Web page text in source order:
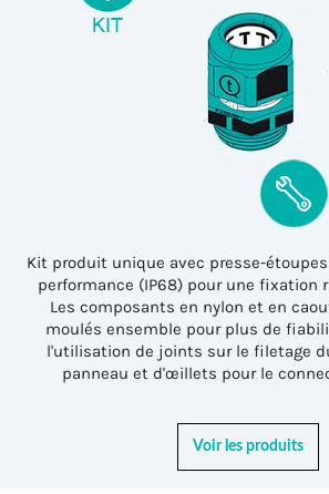
Kit produit unique avec presse-
performance (IP68) pour une fixation
Les composants en nylon et en
moulés ensemble pour plus de
l'utilisation de joints sur le filetage
panneau et d'œillets pour le
Voir les produits